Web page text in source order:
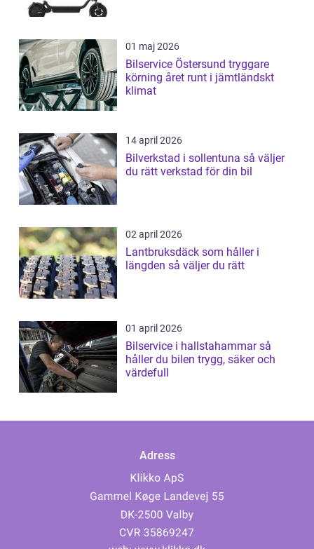
01 maj 2026
Bilservice Östersund tryggare
körning året runt i jämtländskt
klimat
14 april 2026
Bilverkstad i sollentuna så väljer
du rätt verkstad för din bil
02 april 2026
Lantbruksdäck som håller i
längden så väljer du rätt
01 april 2026
Bilservice i hallstahammar så
håller du bilen trygg, säker och
värdefull
Adress